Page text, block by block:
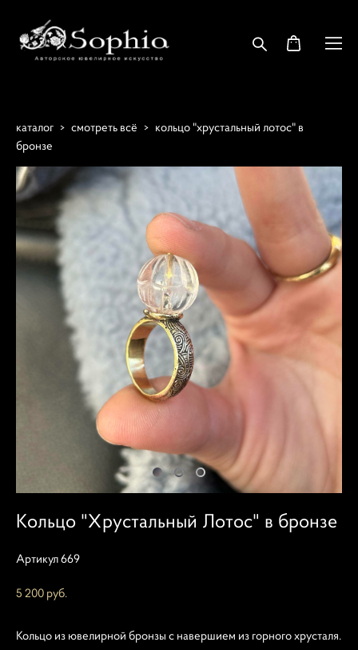
каталог > смотреть всё > кольцо "хрустальный лотос" в
бронзе
Кольцо "Хрустальный Лотос" в бронзе
Артикул 669
5 200 pуб.
Кольцо из ювелирной бронзы с навершием из горного хрусталя.